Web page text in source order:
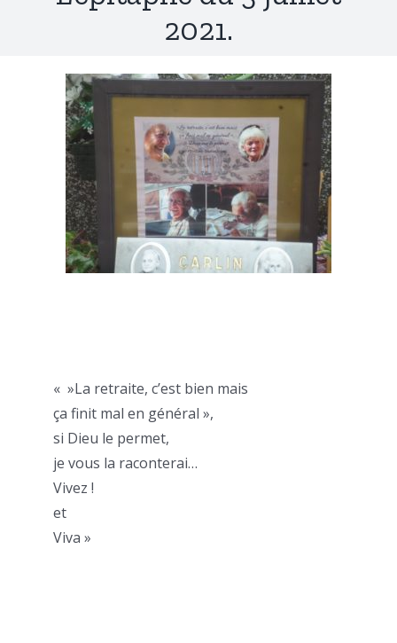
2021.
« »La retraite, c’est bien mais
ça finit mal en général »,
si Dieu le permet,
je vous la raconterai…
Vivez !
et
Viva »